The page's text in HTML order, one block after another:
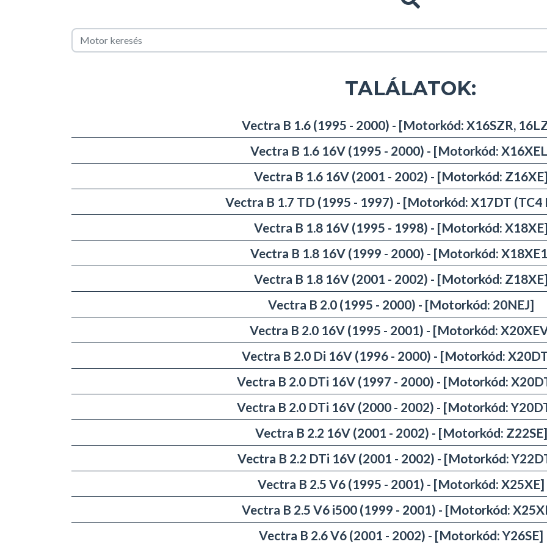
TALÁLATOK:
Vectra B 1.6 (1995 - 2000) - [Motorkód: X16SZR,
Vectra B 1.6 16V (1995 - 2000) - [Motorkód:
Vectra B 1.6 16V (2001 - 2002) - [Motorkód: Z16XE]
Vectra B 1.7 TD (1995 - 1997) - [Motorkód: X17DT (TC4
Vectra B 1.8 16V (1995 - 1998) - [Motorkód: X18XE]
Vectra B 1.8 16V (1999 - 2000) - [Motorkód:
Vectra B 1.8 16V (2001 - 2002) - [Motorkód: Z18XE]
Vectra B 2.0 (1995 - 2000) - [Motorkód: 20NEJ]
Vectra B 2.0 16V (1995 - 2001) - [Motorkód:
Vectra B 2.0 Di 16V (1996 - 2000) - [Motorkód:
Vectra B 2.0 DTi 16V (1997 - 2000) - [Motorkód:
Vectra B 2.0 DTi 16V (2000 - 2002) - [Motorkód:
Vectra B 2.2 16V (2001 - 2002) - [Motorkód: Z22SE]
Vectra B 2.2 DTi 16V (2001 - 2002) - [Motorkód:
Vectra B 2.5 V6 (1995 - 2001) - [Motorkód: X25XE]
Vectra B 2.5 V6 i500 (1999 - 2001) - [Motorkód:
Vectra B 2.6 V6 (2001 - 2002) - [Motorkód: Y26SE]